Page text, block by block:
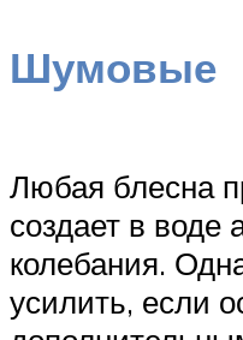
Шумовые
Любая блесна
создает в воде
колебания.
усилить, если